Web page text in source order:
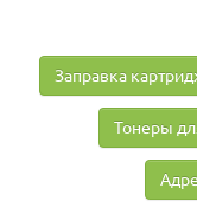
Заправка
Тонеры